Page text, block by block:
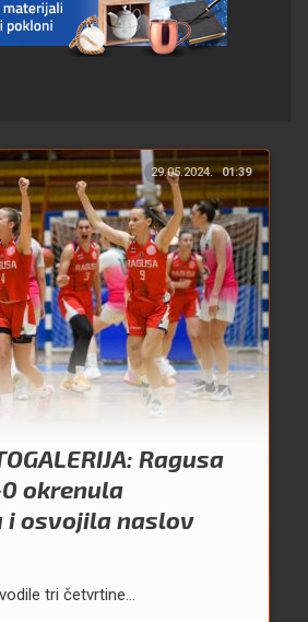
29.05.2024. 01:39
Ragusa
okrenula
i osvojila naslov
tri četvrtine...